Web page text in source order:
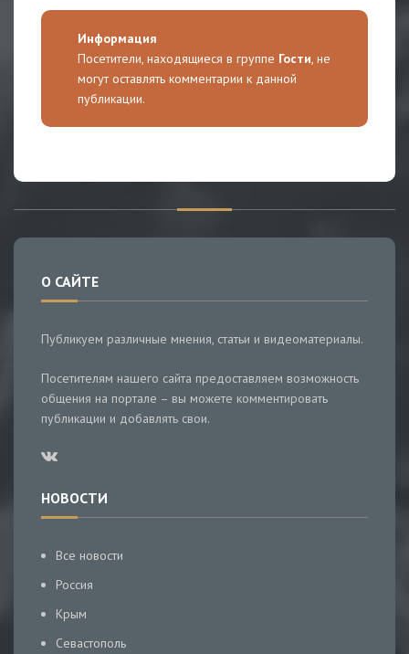
Информация
Посетители, находящиеся в группе Гости, не
могут оставлять комментарии к данной
публикации.
О САЙТЕ
Публикуем различные мнения, статьи и видеоматериалы.
Посетителям нашего сайта предоставляем возможность
общения на портале – вы можете комментировать
публикации и добавлять свои.
НОВОСТИ
Все новости
Россия
Крым
Севастополь